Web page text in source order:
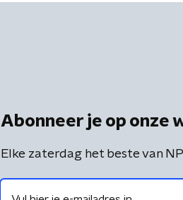
Abonneer je op onze
Elke zaterdag het beste van